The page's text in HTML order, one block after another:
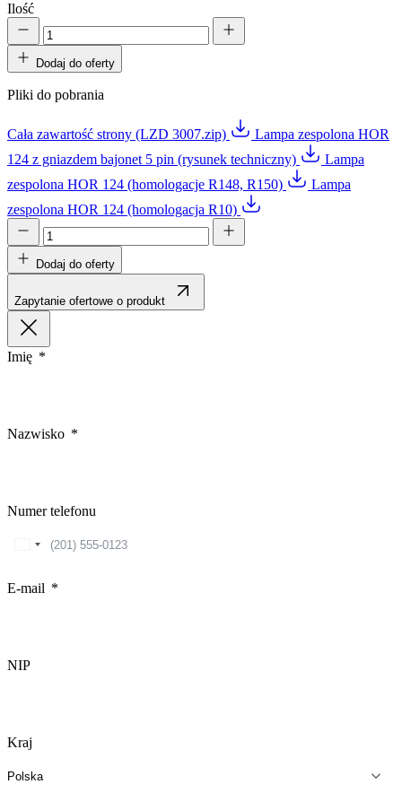
Ilość
Dodaj do oferty
Pliki do pobrania
Cała zawartość strony (LZD 3007.zip)
Lampa zespolona HOR
124 z gniazdem bajonet 5 pin (rysunek techniczny)
Lampa
zespolona HOR 124 (homologacje R148, R150)
Lampa
zespolona HOR 124 (homologacja R10)
Dodaj do oferty
Zapytanie ofertowe o produkt
Imię
Nazwisko
Numer telefonu
United
E-mail
NIP
Kraj